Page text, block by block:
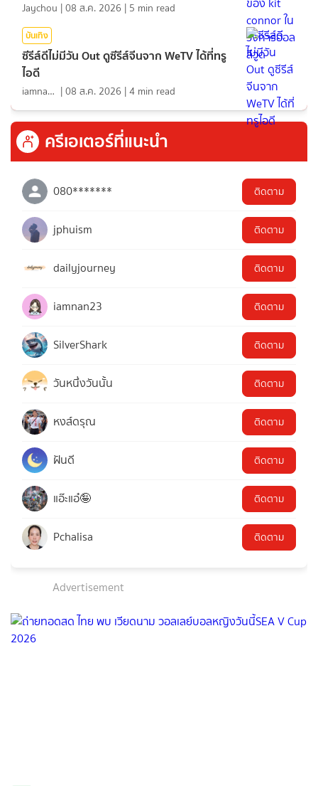
Jaychou |08 ส.ค. 2026 | 5 min read
บันเทิง
ซีรีส์ดีไม่มีวัน Out ดูซีรีส์จีนจาก WeTV ได้ที่ทรู
ไอดี
iamnan23 |08 ส.ค. 2026 |4 min read
ครีเอเตอร์ที่แนะนำ
080******* ติดตาม
jphuism ติดตาม
dailyjourney ติดตาม
iamnan23 ติดตาม
SilverShark ติดตาม
วันหนึ่งวันนั้น ติดตาม
หงส์ดรุณ ติดตาม
ฝันดี ติดตาม
แอ๊ะแอ๋🤪 ติดตาม
Pchalisa ติดตาม
Advertisement